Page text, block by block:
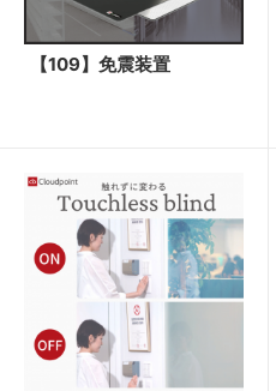
【109】免震装置